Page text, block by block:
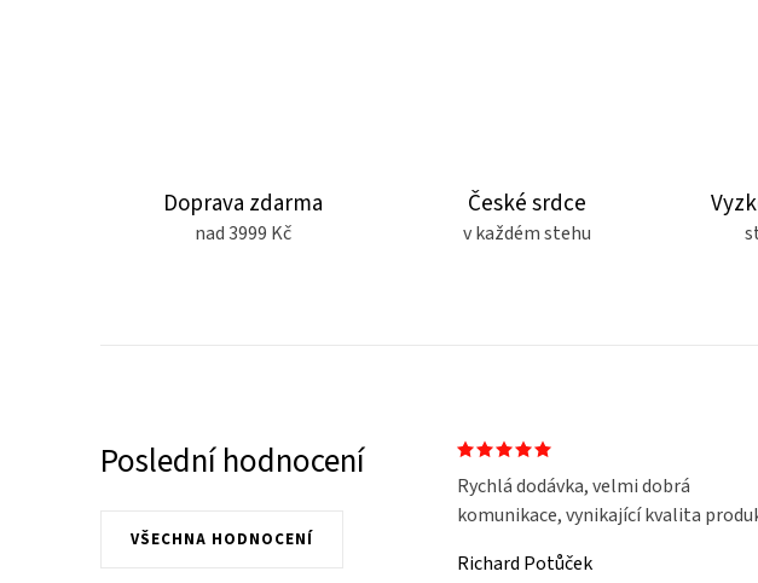
Doprava zdarma
nad 3999 Kč
České srdce
v každém stehu
Poslední hodnocení
VŠECHNA HODNOCENÍ
Rychlá dodávka, velmi dobrá
komunikace, vynikající kvalita
Richard Potůček